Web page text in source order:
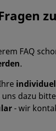
FAQ
.
uns dazu
- wir